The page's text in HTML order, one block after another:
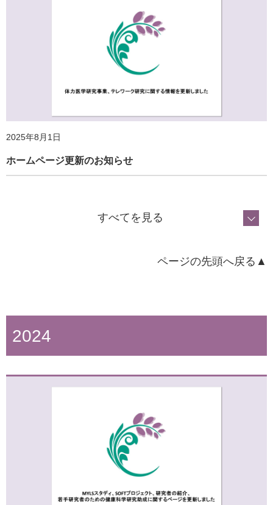
ホームページ更新のお知らせ
2026年2月5日
2025年8月1日
ホームページ更新のお知らせ
2025年7月10日
「地域の暮らしと健康に関するアンケート調査（第３
すべてを見る
ページの先頭へ戻る▲
2024